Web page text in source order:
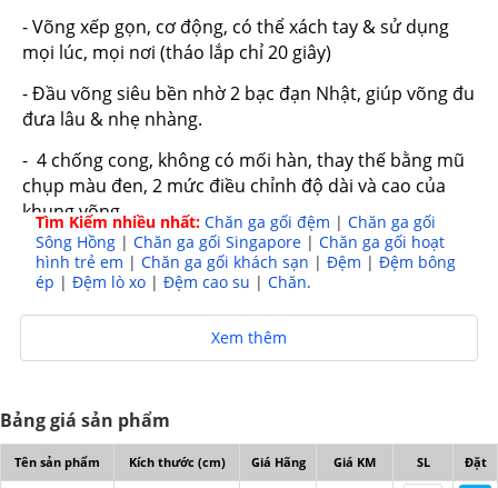
- Võng xếp gọn, cơ động, có thể xách tay & sử dụng
mọi lúc, mọi nơi (tháo lắp chỉ 20 giây)
- Đầu võng siêu bền nhờ 2 bạc đạn Nhật, giúp võng đu
đưa lâu & nhẹ nhàng.
- 4 chống cong, không có mối hàn, thay thế bằng mũ
chụp màu đen, 2 mức điều chỉnh độ dài và cao của
khung võng.
*** Giữ cố định thanh chống, ít bị mòn hay bung ra
trong quá trình sử dụng, gây nguy hiểm
*** Tránh trầy xước da ở những chỗ tiếp xúc có mối
Trọng lượng (dung sai +-5%):
- Trọng lượng tịnh: 6.7 kgs
Tìm Kiếm nhiều nhất: Chăn ga gối đệm | Chăn ga gối
Sông Hồng | Chăn ga gối Singapore | Chăn ga gối hoạt
hình trẻ em | Chăn ga gối khách sạn | Đệm | Đệm bông
ép | Đệm lò xo | Đệm cao su | Chăn.
Xem thêm
Bảng giá sản phẩm
Tên sản phẩm Kích thước (cm) Giá Hãng Giá KM SL Đặt